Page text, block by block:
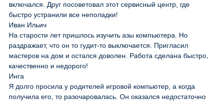
включался. Друг посоветовал этот сервисный центр, где
быстро устранили все неполадки!
Иван Ильич
На старости лет пришлось изучить азы компьютера. Но
раздражает, что он то гудит-то выключается. Пригласил
мастеров на дом и остался доволен. Работа сделана быстро,
качественно и недорого!
Инга
Я долго просила у родителей игровой компьютер, а когда
получила его, то разочаровалась. Он оказался недостаточно